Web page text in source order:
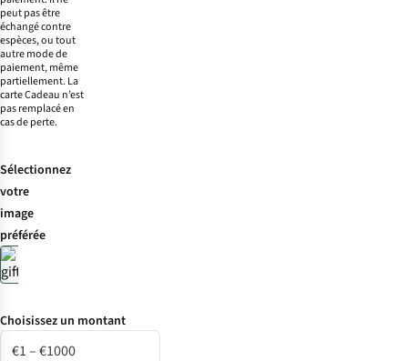
peut pas être
échangé contre
espèces, ou tout
autre mode de
paiement, même
partiellement. La
carte Cadeau n’est
pas remplacé en
cas de perte.
Sélectionnez
votre
image
préférée
Choisissez un montant